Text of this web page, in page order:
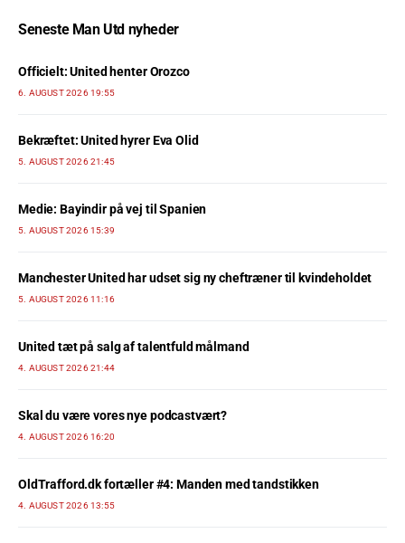
Seneste Man Utd nyheder
Officielt: United henter Orozco
6. AUGUST 2026 19:55
Bekræftet: United hyrer Eva Olid
5. AUGUST 2026 21:45
Medie: Bayindir på vej til Spanien
5. AUGUST 2026 15:39
Manchester United har udset sig ny cheftræner til kvindeholdet
5. AUGUST 2026 11:16
United tæt på salg af talentfuld målmand
4. AUGUST 2026 21:44
Skal du være vores nye podcastvært?
4. AUGUST 2026 16:20
OldTrafford.dk fortæller #4: Manden med tandstikken
4. AUGUST 2026 13:55